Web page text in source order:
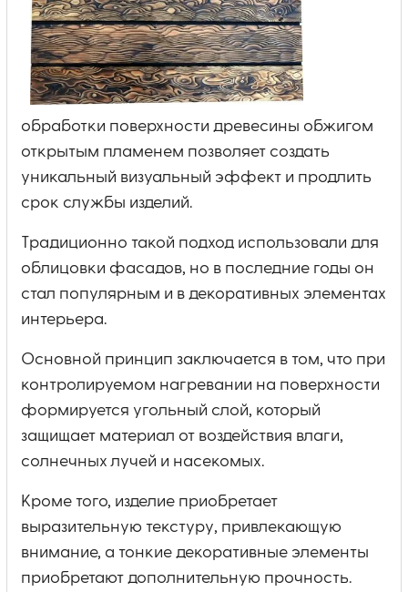
обработки поверхности древесины обжигом
открытым пламенем позволяет создать
уникальный визуальный эффект и продлить
срок службы изделий.
Традиционно такой подход использовали для
облицовки фасадов, но в последние годы он
стал популярным и в декоративных элементах
интерьера.
Основной принцип заключается в том, что при
контролируемом нагревании на поверхности
формируется угольный слой, который
защищает материал от воздействия влаги,
солнечных лучей и насекомых.
Кроме того, изделие приобретает
выразительную текстуру, привлекающую
внимание, а тонкие декоративные элементы
приобретают дополнительную прочность.